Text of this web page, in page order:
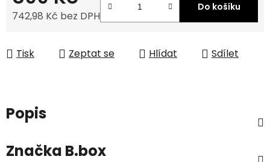
742,98 Kč bez DPH
Do košíku
Tisk Zeptat se Hlídat Sdílet
Popis
Značka B.box